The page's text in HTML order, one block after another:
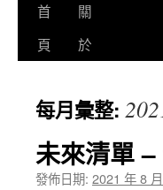
首
頁
關
於
每月彙整:
未來清單
發佈日期: 2021 年 8